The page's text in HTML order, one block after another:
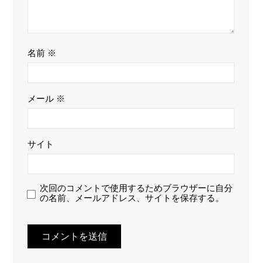
名前 ※
メール ※
サイト
次回のコメントで使用するためブラウザーに自分
の名前、メールアドレス、サイトを保存する。